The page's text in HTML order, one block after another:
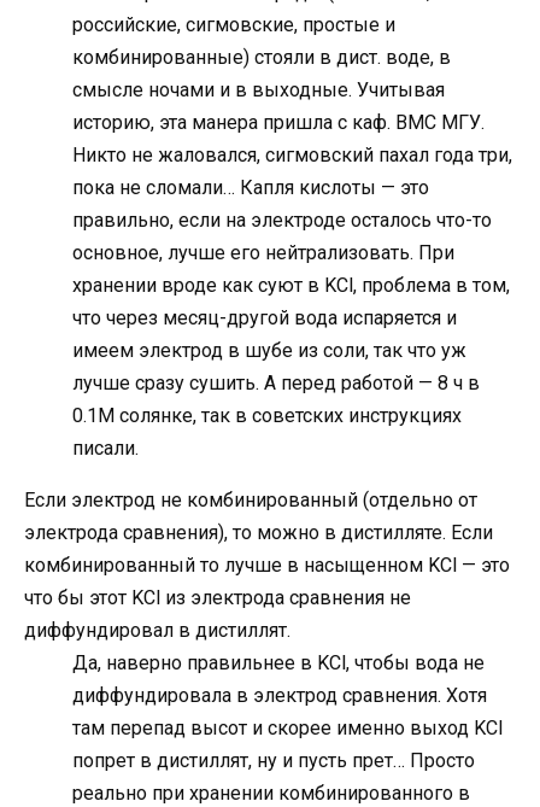
российские, сигмовские, простые и
комбинированные) стояли в дист. воде, в
смысле ночами и в выходные. Учитывая
историю, эта манера пришла с каф. ВМС МГУ.
Никто не жаловался, сигмовский пахал года три,
пока не сломали… Капля кислоты — это
правильно, если на электроде осталось что-то
основное, лучше его нейтрализовать. При
хранении вроде как суют в KCl, проблема в том,
что через месяц-другой вода испаряется и
имеем электрод в шубе из соли, так что уж
лучше сразу сушить. А перед работой — 8 ч в
0.1М солянке, так в советских инструкциях
писали.
Если электрод не комбинированный (отдельно от
электрода сравнения), то можно в дистилляте. Если
комбинированный то лучше в насыщенном KCl — это
что бы этот KCl из электрода сравнения не
диффундировал в дистиллят.
Да, наверно правильнее в KCl, чтобы вода не
диффундировала в электрод сравнения. Хотя
там перепад высот и скорее именно выход KCl
попрет в дистиллят, ну и пусть прет… Просто
реально при хранении комбинированного в